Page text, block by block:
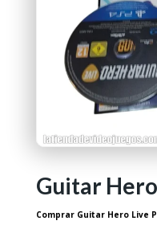
Guitar
Comprar Guitar Hero Live